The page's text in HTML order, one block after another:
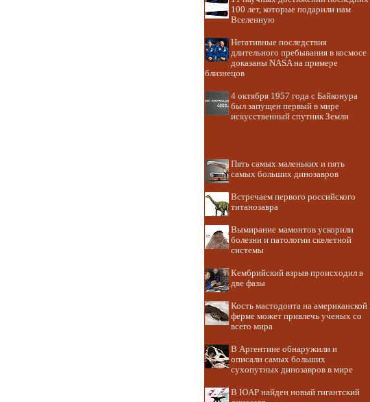
100 лет, которые подарили нам
Вселенную
Негативные последствия
длительного пребывания в космосе
доказаны NASA на примере
близнецов
4 октября 1957 года с Байконура
был запущен первый в мире
искусственный спутник Земли
Пять самых маленьких и пять
самых больших динозавров
Встречаем первого российского
титанозавра
Вымирание мамонтов ускорили
болезни и патологии скелетной
системы
Кембрийский взрыв происходил в
две фазы
Кость мастодонта на американской
ферме может привлечь ученых со
всего мира
В Аргентине обнаружили и
описали самых больших
сухопутных динозавров в мире
В ЮАР найден новый гигантский